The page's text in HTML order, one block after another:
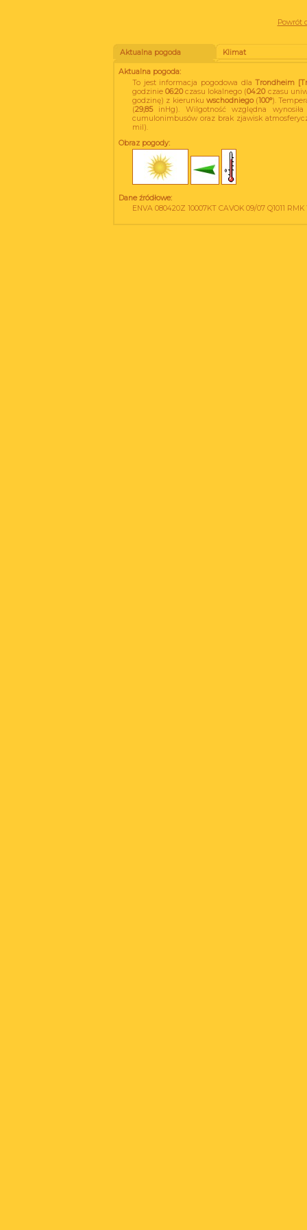
Powrót
Aktualna pogoda Klimat
Aktualna pogoda:
To jest informacja pogodowa dlaTrondheim
godzinie06:20czasu lokalnego (04:20czasu
godzinę) z kierunku wschodniego(100°).
(29,85inHg). Wilgotność względna
cumulonimbusów oraz brak zjawisk
mil).
Obraz pogody:
Dane źródłowe:
ENVA 080420Z 10007KT CAVOK 09/07 Q1011